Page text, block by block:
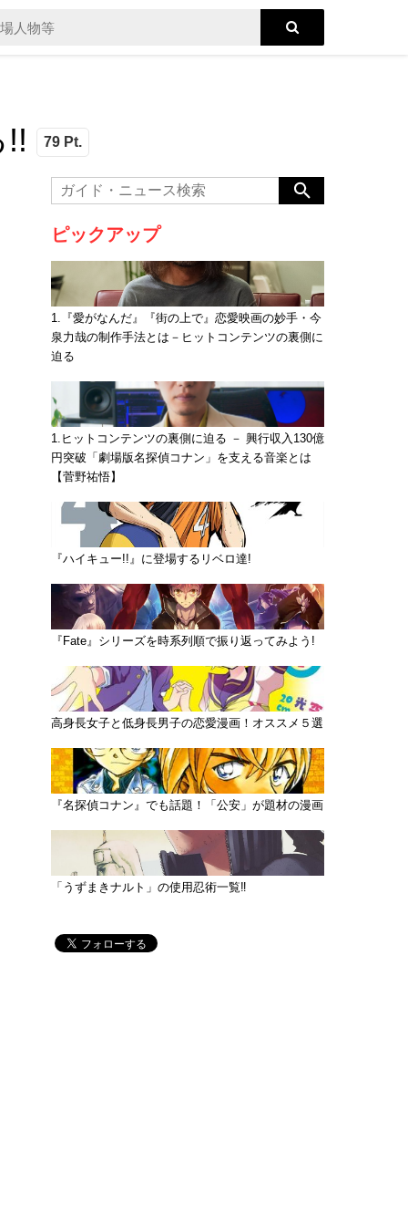
79 Pt.
ピックアップ
1.『愛がなんだ』『街の上で』恋愛映画の妙手・今
泉力哉の制作手法とは－ヒットコンテンツの裏側に
迫る
1.ヒットコンテンツの裏側に迫る － 興行収入130億
円突破「劇場版名探偵コナン」を支える音楽とは
【菅野祐悟】
『ハイキュー!!』に登場するリベロ達!
『Fate』シリーズを時系列順で振り返ってみよう!
高身長女子と低身長男子の恋愛漫画！オススメ５選
『名探偵コナン』でも話題！「公安」が題材の漫画
「うずまきナルト」の使用忍術一覧‼